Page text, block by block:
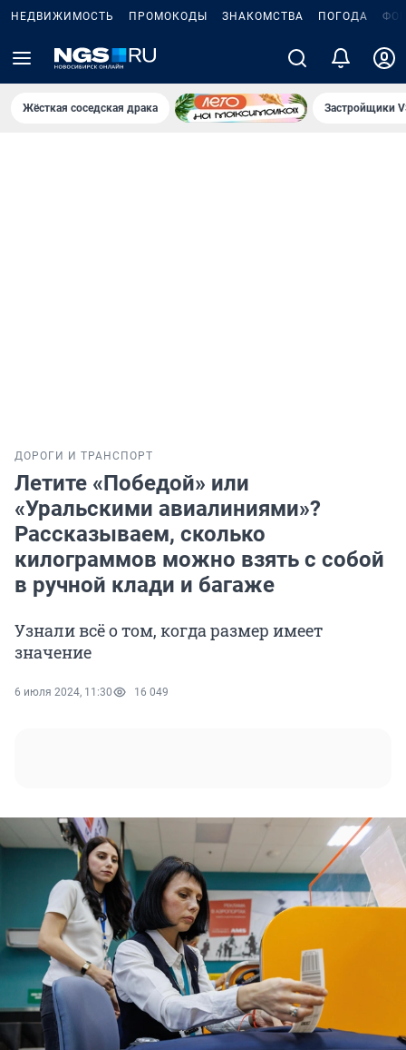
НЕДВИЖИМОСТЬ ПРОМОКОДЫ ЗНАКОМСТВА ПОГОДА
Жёсткая соседская драка Застройщики
ДОРОГИ И ТРАНСПОРТ
Летите «Победой» или
«Уральскими авиалиниями»?
Рассказываем, сколько
килограммов можно взять с собой
в ручной клади и багаже
Узнали всё о том, когда размер имеет
значение
6 июля 2024, 11:30 16 049